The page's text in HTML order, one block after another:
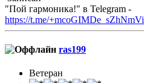
"Пой гармоника!" в Telegram -
https://t.me/+mcoGIMDe_sZhNmVi
ras199
Ветеран